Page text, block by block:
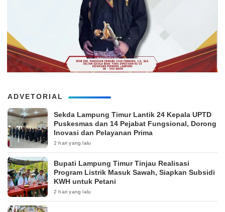
ADVETORIAL
‎Sekda Lampung Timur Lantik 24 Kepala UPTD
Puskesmas dan 14 Pejabat Fungsional, Dorong
Inovasi dan Pelayanan Prima
2 hari yang lalu
Bupati Lampung Timur Tinjau Realisasi
Program Listrik Masuk Sawah, Siapkan Subsidi
KWH untuk Petani
2 hari yang lalu